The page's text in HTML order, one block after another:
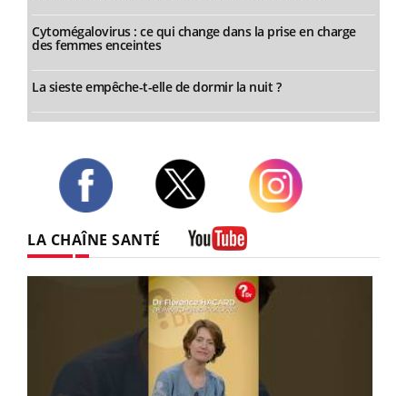
Cytomégalovirus : ce qui change dans la prise en charge
des femmes enceintes
La sieste empêche-t-elle de dormir la nuit ?
LA CHAÎNE SANTÉ